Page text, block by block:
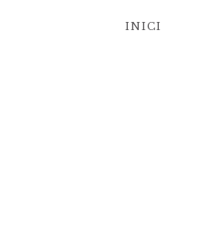
INICI